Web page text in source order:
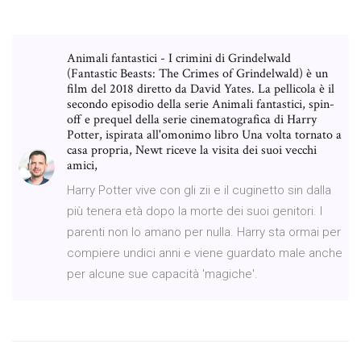
Animali fantastici - I crimini di Grindelwald
(Fantastic Beasts: The Crimes of Grindelwald) è un
film del 2018 diretto da David Yates. La pellicola è il
secondo episodio della serie Animali fantastici, spin-
off e prequel della serie cinematografica di Harry
Potter, ispirata all'omonimo libro Una volta tornato a
casa propria, Newt riceve la visita dei suoi vecchi
amici,
Harry Potter vive con gli zii e il cuginetto sin dalla
più tenera età dopo la morte dei suoi genitori. I
parenti non lo amano per nulla. Harry sta ormai per
compiere undici anni e viene guardato male anche
per alcune sue capacità 'magiche'.